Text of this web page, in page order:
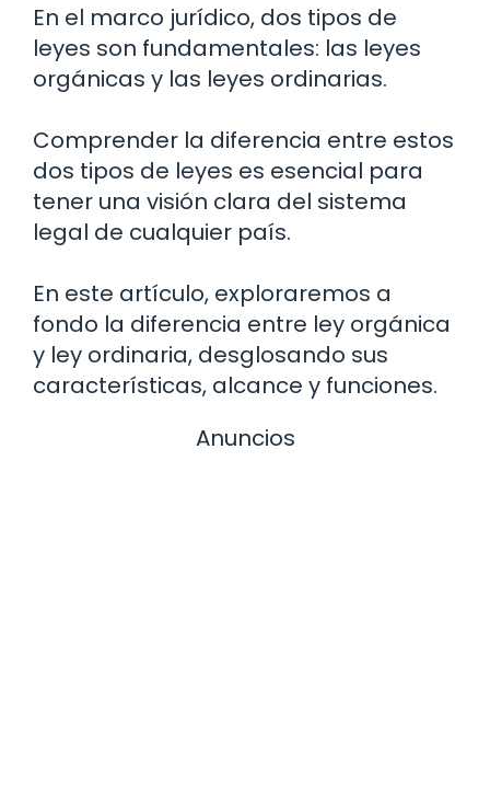
En el marco jurídico, dos tipos de
leyes son fundamentales: las leyes
orgánicas y las leyes ordinarias.
Comprender la diferencia entre estos
dos tipos de leyes es esencial para
tener una visión clara del sistema
legal de cualquier país.
En este artículo, exploraremos a
fondo la diferencia entre ley orgánica
y ley ordinaria, desglosando sus
características, alcance y funciones.
Anuncios